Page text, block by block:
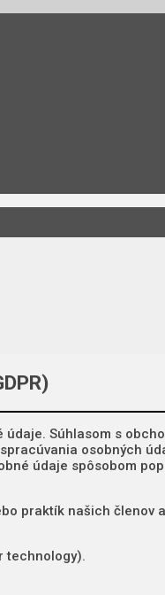
Súhlasom s
osobných
údaje spôsobom
praktík našich členov
technology).